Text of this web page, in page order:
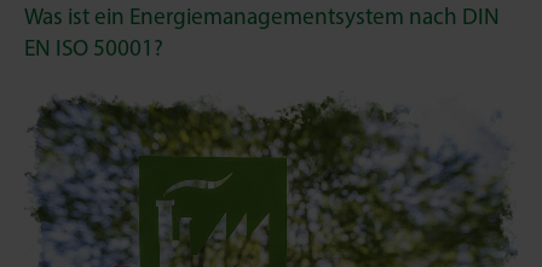
Was ist ein Energiemanagementsystem nach DIN
EN ISO 50001?